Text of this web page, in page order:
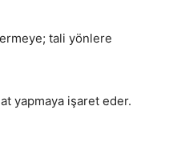
tali yönlere
yapmaya işaret eder.